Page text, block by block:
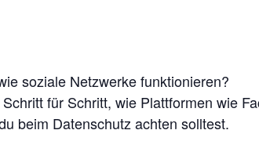
soziale Netzwerke funktionieren?
für Schritt, wie Plattformen wie
beim Datenschutz achten solltest.